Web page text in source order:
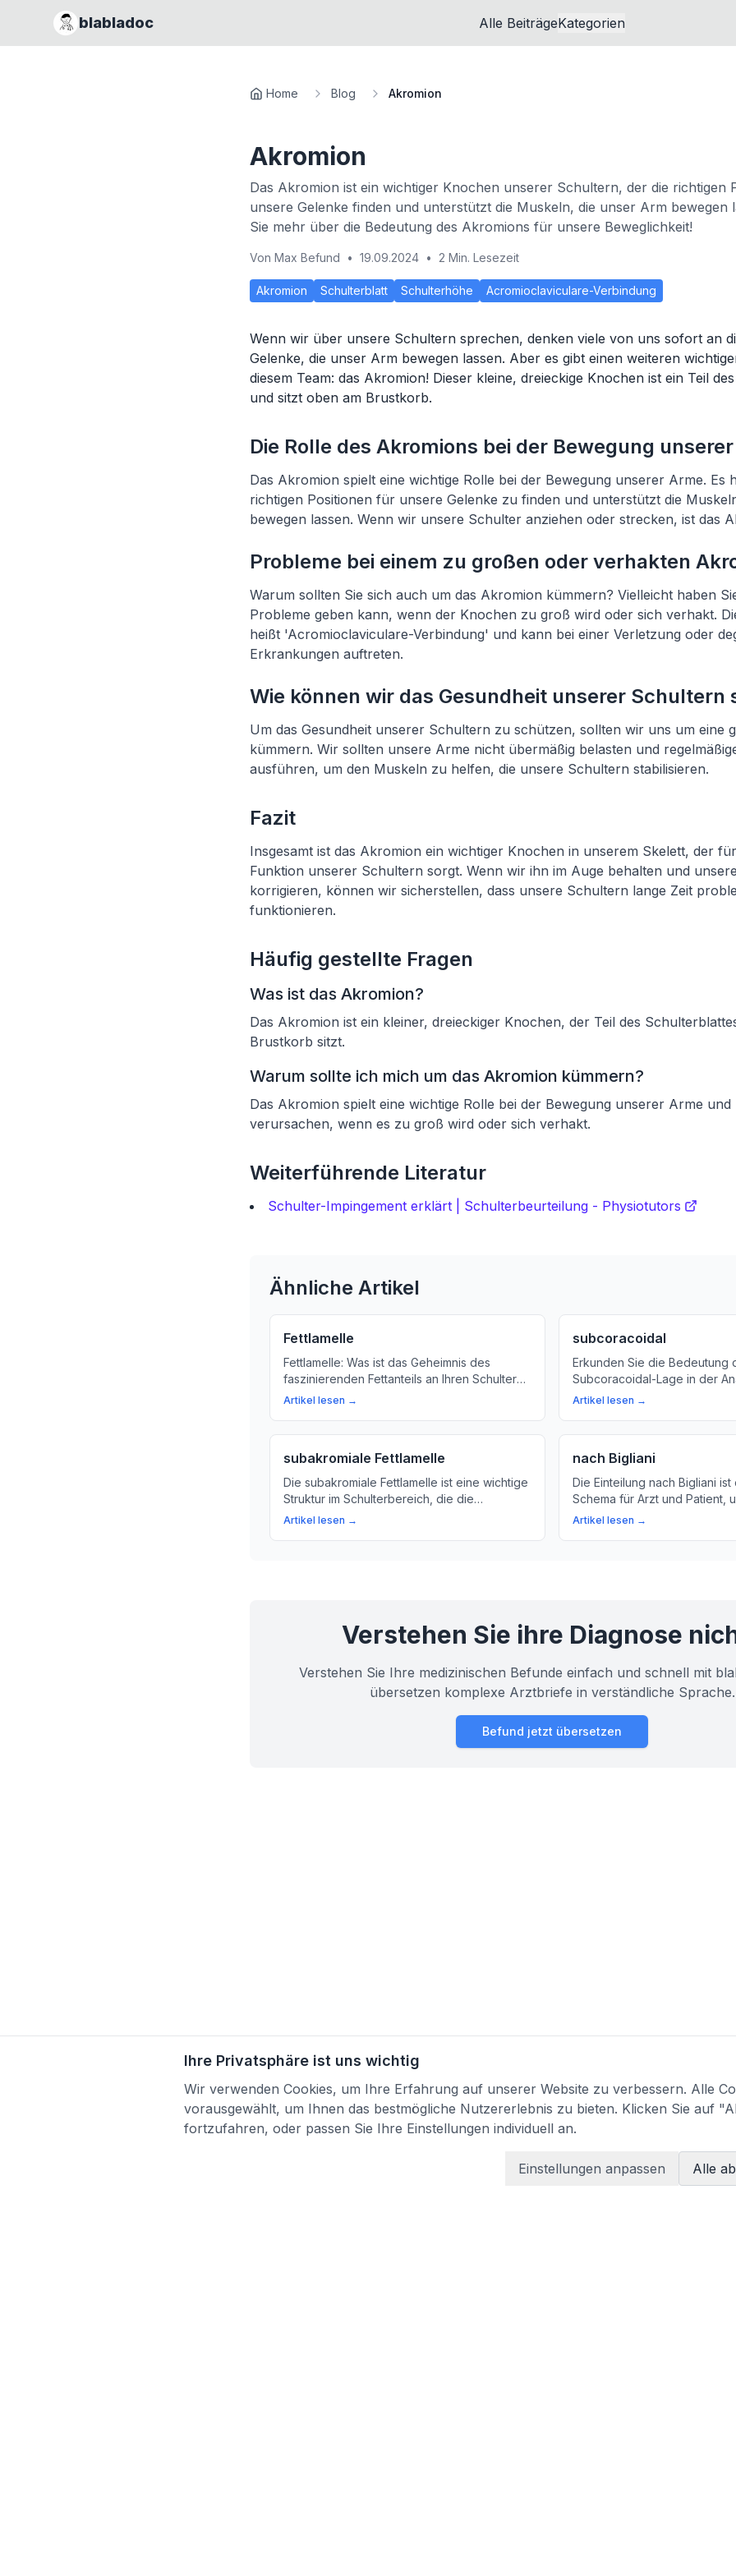
blabladoc Alle BeiträgeKategorien
Home Blog Akromion
Akromion
Das Akromion ist ein wichtiger Knochen unserer Schultern, der die richtigen
unsere Gelenke finden und unterstützt die Muskeln, die unser Arm bewegen
Sie mehr über die Bedeutung des Akromions für unsere Beweglichkeit!
Von Max Befund • 19.09.2024 • 2 Min. Lesezeit
Akromion Schulterblatt Schulterhöhe Acromioclaviculare-Verbindung
Wenn wir über unsere Schultern sprechen, denken viele von uns sofort an
Gelenke, die unser Arm bewegen lassen. Aber es gibt einen weiteren
diesem Team: das Akromion! Dieser kleine, dreieckige Knochen ist ein Teil
und sitzt oben am Brustkorb.
Die Rolle des Akromions bei der Bewegung
Das Akromion spielt eine wichtige Rolle bei der Bewegung unserer Arme. Es
richtigen Positionen für unsere Gelenke zu finden und unterstützt die
bewegen lassen. Wenn wir unsere Schulter anziehen oder strecken, ist das
Probleme bei einem zu großen oder verhakten
Warum sollten Sie sich auch um das Akromion kümmern? Vielleicht haben
Probleme geben kann, wenn der Knochen zu groß wird oder sich verhakt.
heißt 'Acromioclaviculare-Verbindung' und kann bei einer Verletzung oder
Erkrankungen auftreten.
Wie können wir das Gesundheit unserer Schultern
Um das Gesundheit unserer Schultern zu schützen, sollten wir uns um eine
kümmern. Wir sollten unsere Arme nicht übermäßig belasten und
ausführen, um den Muskeln zu helfen, die unsere Schultern stabilisieren.
Fazit
Insgesamt ist das Akromion ein wichtiger Knochen in unserem Skelett, der
Funktion unserer Schultern sorgt. Wenn wir ihn im Auge behalten und
korrigieren, können wir sicherstellen, dass unsere Schultern lange Zeit
funktionieren.
Häufig gestellte Fragen
Was ist das Akromion?
Das Akromion ist ein kleiner, dreieckiger Knochen, der Teil des
Brustkorb sitzt.
Warum sollte ich mich um das Akromion kümmern?
Das Akromion spielt eine wichtige Rolle bei der Bewegung unserer Arme
verursachen, wenn es zu groß wird oder sich verhakt.
Weiterführende Literatur
Schulter-Impingement erklärt | Schulterbeurteilung - Physiotutors
Ähnliche Artikel
Fettlamelle
Fettlamelle: Was ist das Geheimnis des
faszinierenden Fettanteils an Ihren Schultern?
Erfahren Sie mehr über die Funktion und
Artikel lesen →
subcoracoidal
Erkunden Sie die Bedeutung
Subcoracoidal-Lage in der
Rolle bei der Gesundheit und
Artikel lesen →
subakromiale Fettlamelle
Die subakromiale Fettlamelle ist eine wichtige
Struktur im Schulterbereich, die die
Gesundheit und Funktionalität des
Artikel lesen →
nach Bigliani
Die Einteilung nach Bigliani
Schema für Arzt und Patient,
Schulterhöhen zu
Artikel lesen →
Verstehen Sie ihre Diagnose
Verstehen Sie Ihre medizinischen Befunde einfach und schnell mit
übersetzen komplexe Arztbriefe in verständliche Sprache.
Befund jetzt übersetzen
Ihre Privatsphäre ist uns wichtig
Wir verwenden Cookies, um Ihre Erfahrung auf unserer Website zu verbessern. Alle
vorausgewählt, um Ihnen das bestmögliche Nutzererlebnis zu bieten. Klicken Sie auf
fortzufahren, oder passen Sie Ihre Einstellungen individuell an.
Einstellungen anpassen Alle